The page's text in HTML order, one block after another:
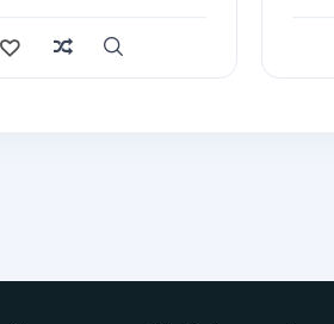
Compare